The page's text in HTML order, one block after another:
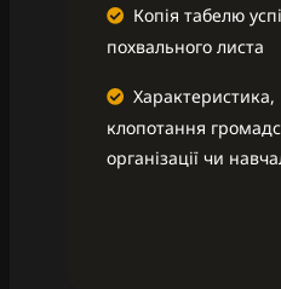
Копія табелю
похвального листа
Характеристика,
клопотання
організації чи